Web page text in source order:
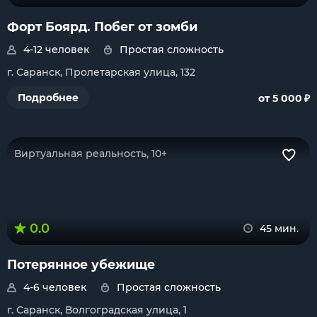
Форт Боярд. Побег от зомби
4-12 человек
Простая сложность
г. Саранск, Пролетарская улица, 132
Подробнее
от 5 000 ₽
Виртуальная реальность, 10+
0.0 45 мин.
Потерянное убежище
4-6 человек
Простая сложность
г. Саранск, Волгоградская улица, 1